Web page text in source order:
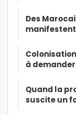
Des
à
Quand la
suscite un